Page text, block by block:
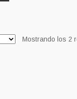
Mostrando los 2